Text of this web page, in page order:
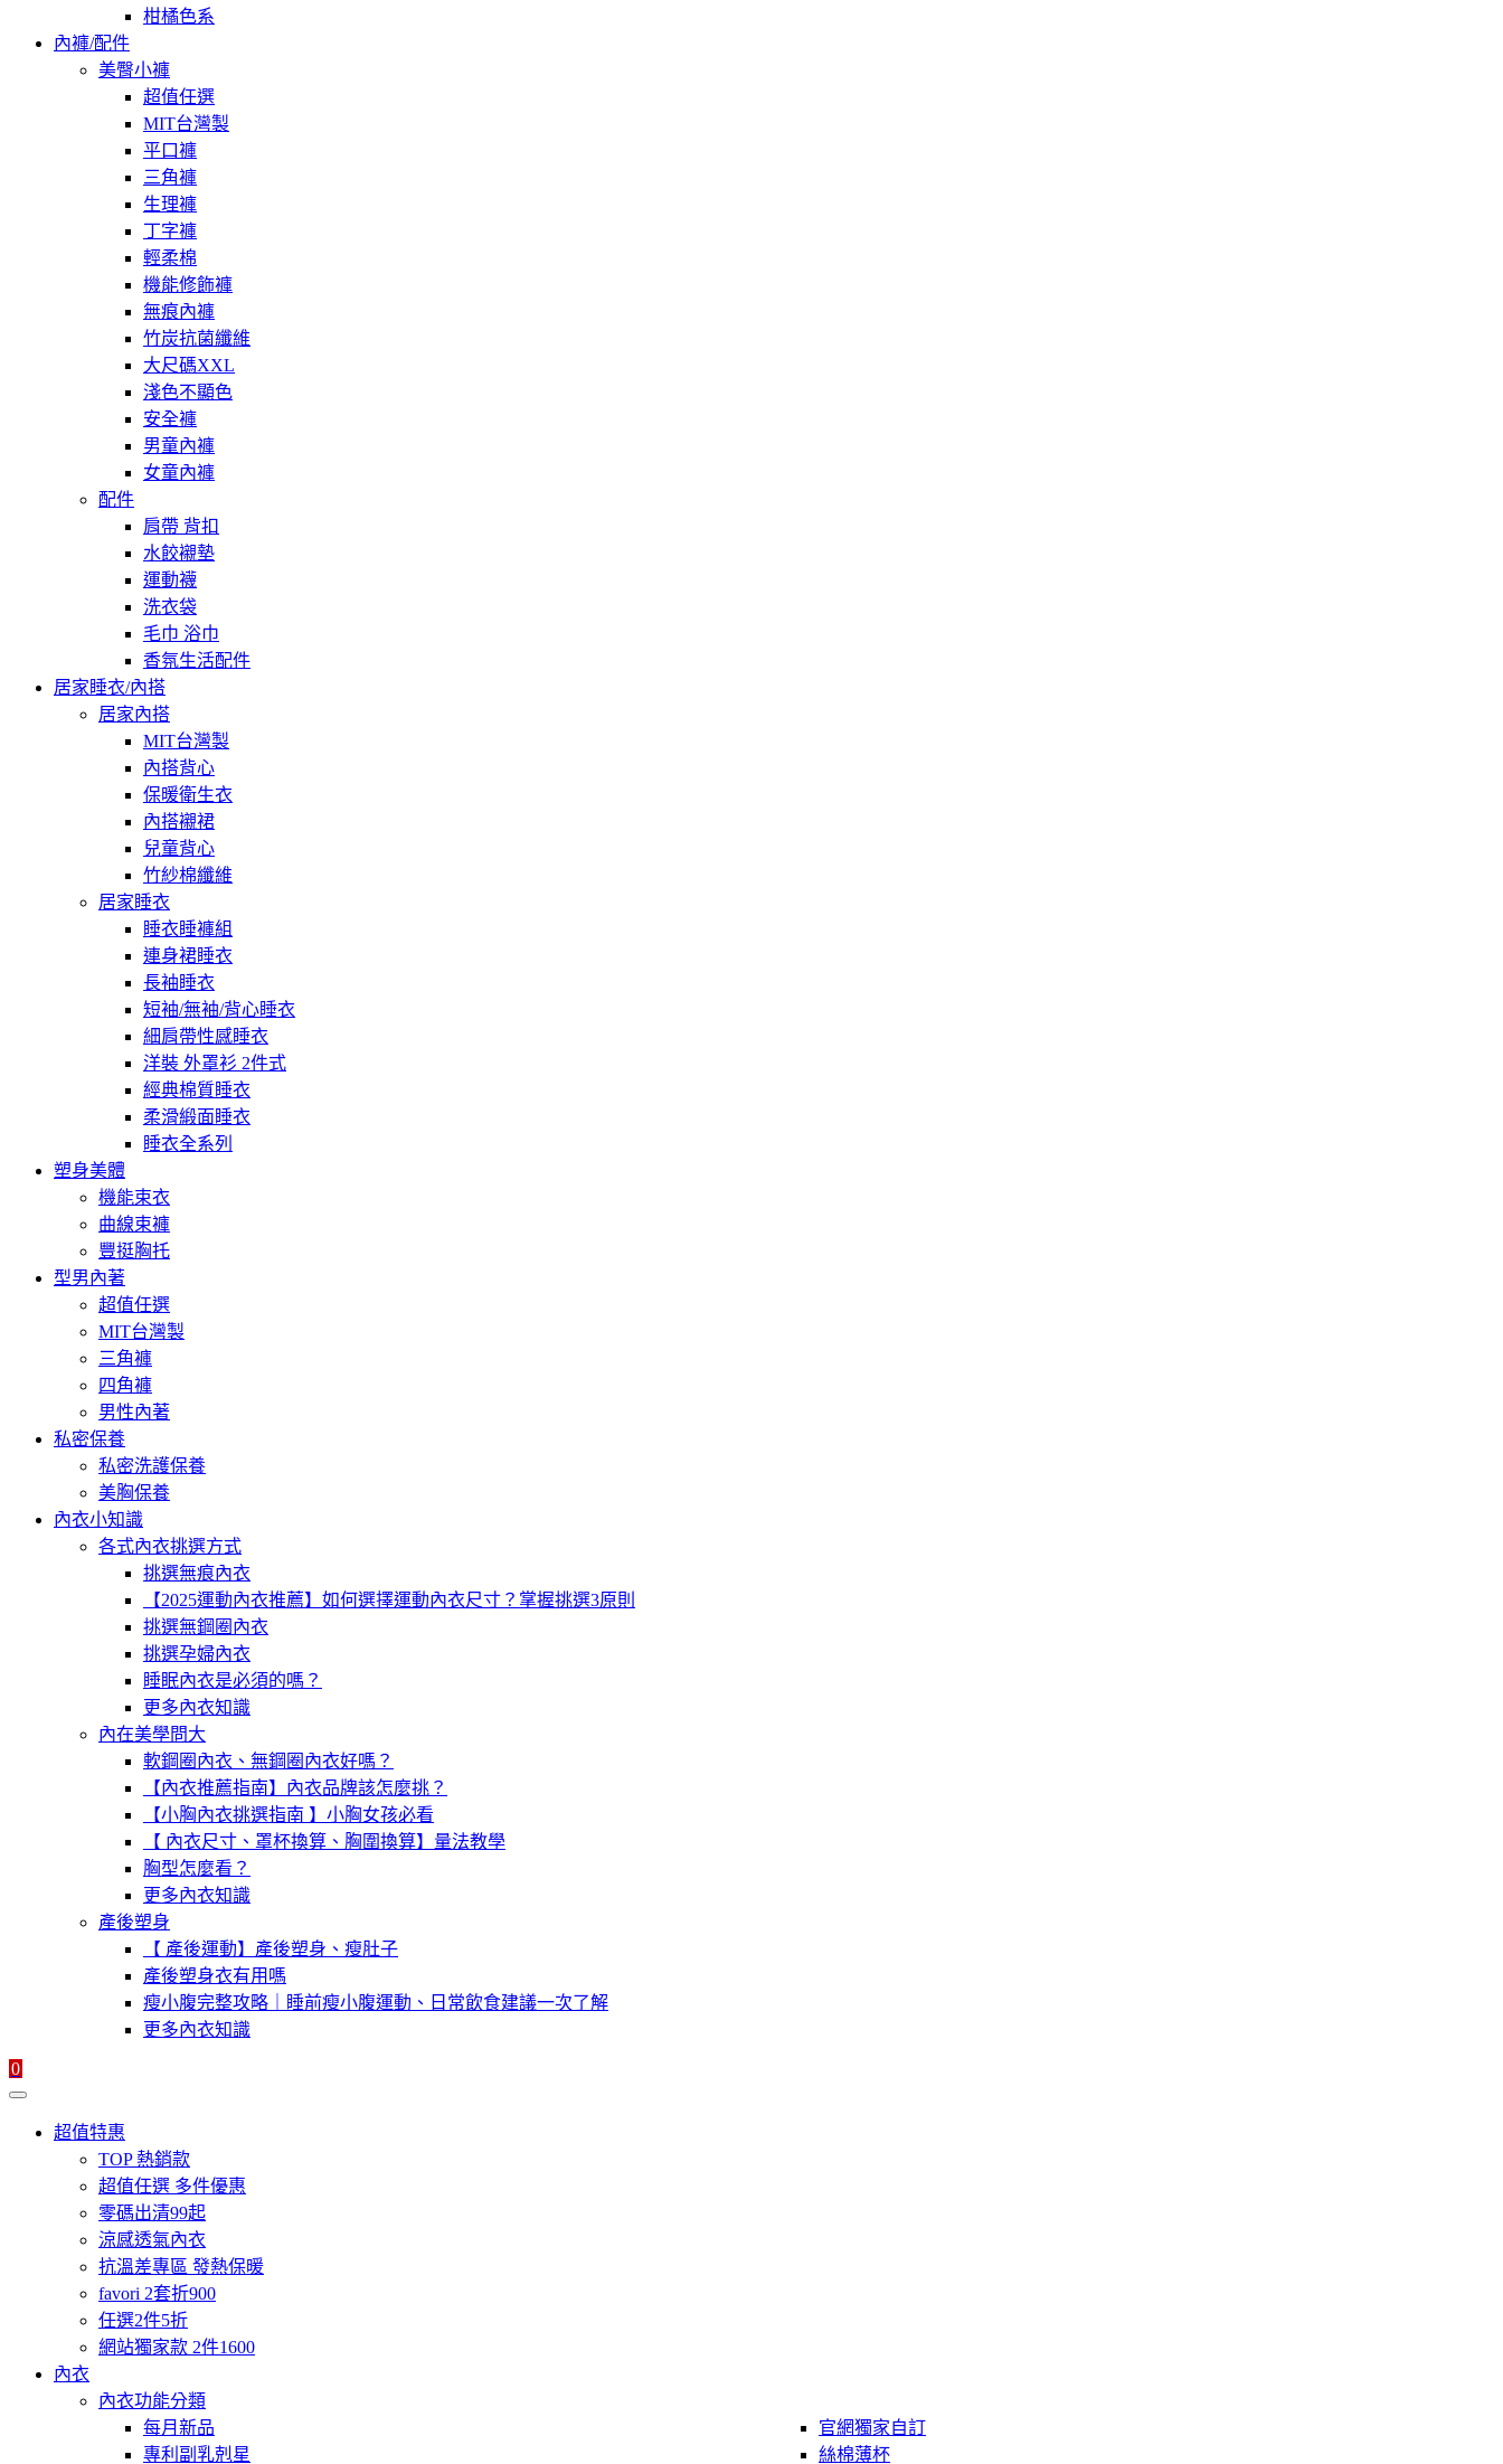
柑橘色系
內褲/配件
美臀小褲
超值任選
MIT台灣製
平口褲
三角褲
生理褲
丁字褲
輕柔棉
機能修飾褲
無痕內褲
竹炭抗菌纖維
大尺碼XXL
淺色不顯色
安全褲
男童內褲
女童內褲
配件
肩帶 背扣
水餃襯墊
運動襪
洗衣袋
毛巾 浴巾
香氛生活配件
居家睡衣/內搭
居家內搭
MIT台灣製
內搭背心
保暖衛生衣
內搭襯裙
兒童背心
竹紗棉纖維
居家睡衣
睡衣睡褲組
連身裙睡衣
長袖睡衣
短袖/無袖/背心睡衣
細肩帶性感睡衣
洋裝 外罩衫 2件式
經典棉質睡衣
柔滑緞面睡衣
睡衣全系列
塑身美體
機能束衣
曲線束褲
豐挺胸托
型男內著
超值任選
MIT台灣製
三角褲
四角褲
男性內著
私密保養
私密洗護保養
美胸保養
內衣小知識
各式內衣挑選方式
挑選無痕內衣
【2025運動內衣推薦】如何選擇運動內衣尺寸？掌握挑選3原則
挑選無鋼圈內衣
挑選孕婦內衣
睡眠內衣是必須的嗎？
更多內衣知識
內在美學問大
軟鋼圈內衣、無鋼圈內衣好嗎？
【內衣推薦指南】內衣品牌該怎麼挑？
【小胸內衣挑選指南 】小胸女孩必看
【 內衣尺寸、罩杯換算、胸圍換算】量法教學
胸型怎麼看？
更多內衣知識
產後塑身
【 產後運動】產後塑身、瘦肚子
產後塑身衣有用嗎
瘦小腹完整攻略｜睡前瘦小腹運動、日常飲食建議一次了解
更多內衣知識
0
超值特惠
TOP 熱銷款
超值任選 多件優惠
零碼出清99起
涼感透氣內衣
抗溫差專區 發熱保暖
favori 2套折900
任選2件5折
網站獨家款 2件1600
內衣
內衣功能分類
每月新品
官網獨家自訂
專利副乳剋星
絲棉薄杯